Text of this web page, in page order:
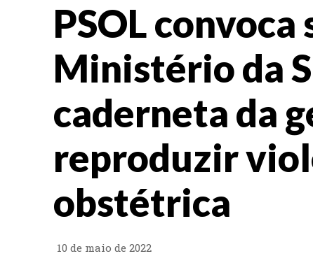
PSOL
Ministério da
caderneta da
reproduzir
obstétrica
10 de maio de 2022